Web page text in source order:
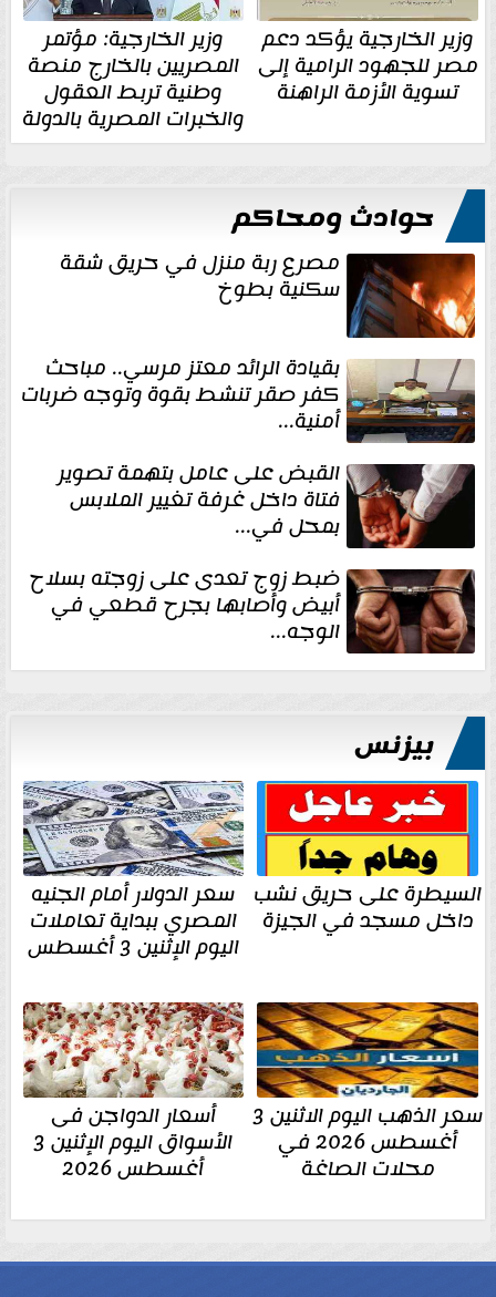
وزير الخارجية يؤكد دعم
مصر للجهود الرامية إلى
تسوية الأزمة الراهنة
وزير الخارجية: مؤتمر
المصريين بالخارج منصة
وطنية تربط العقول
والخبرات المصرية بالدولة
حوادث ومحاكم
مصرع ربة منزل في حريق شقة
سكنية بطوخ
بقيادة الرائد معتز مرسي.. مباحث
كفر صقر تنشط بقوة وتوجه ضربات
أمنية...
القبض على عامل بتهمة تصوير
فتاة داخل غرفة تغيير الملابس
بمحل في...
ضبط زوج تعدى على زوجته بسلاح
أبيض وأصابها بجرح قطعي في
الوجه...
بيزنس
السيطرة على حريق نشب
داخل مسجد في الجيزة
سعر الدولار أمام الجنيه
المصري ببداية تعاملات
اليوم الإثنين 3 أغسطس
سعر الذهب اليوم الاثنين 3
أغسطس 2026 في
محلات الصاغة
أسعار الدواجن فى
الأسواق اليوم الإثنين 3
أغسطس 2026